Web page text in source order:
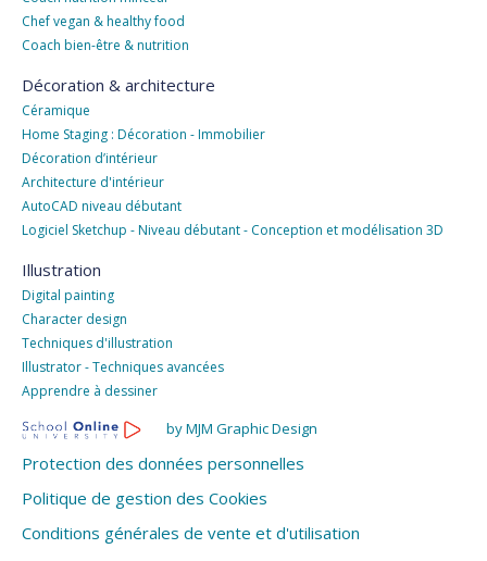
Chef vegan & healthy food
Coach bien-être & nutrition
Décoration & architecture
Céramique
Home Staging : Décoration - Immobilier
Décoration d’intérieur
Architecture d'intérieur
AutoCAD niveau débutant
Logiciel Sketchup - Niveau débutant - Conception et modélisation 3D
Illustration
Digital painting
Character design
Techniques d'illustration
Illustrator - Techniques avancées
Apprendre à dessiner
by MJM Graphic Design
Protection des données personnelles
Politique de gestion des Cookies
Conditions générales de vente et d'utilisation